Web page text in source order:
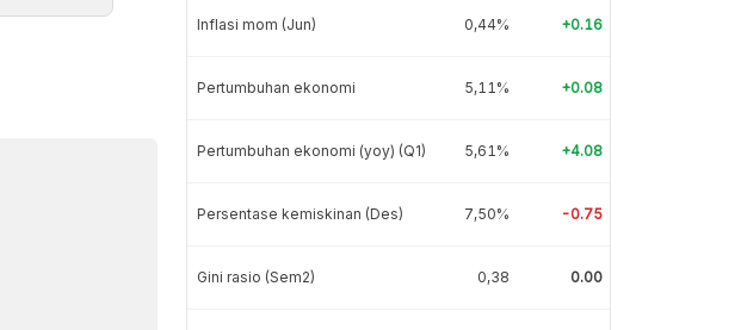
Inflasi mom (Jun) 0,44% +0.16
Pertumbuhan ekonomi 5,11% +0.08
Pertumbuhan ekonomi (yoy) (Q1) 5,61% +4.08
Persentase kemiskinan (Des) 7,50% -0.75
Gini rasio (Sem2) 0,38 0.00